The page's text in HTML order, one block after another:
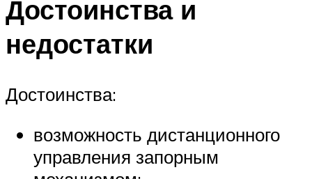
Меню
Достоинства и
недостатки
Достоинства:
возможность дистанционного
управления запорным